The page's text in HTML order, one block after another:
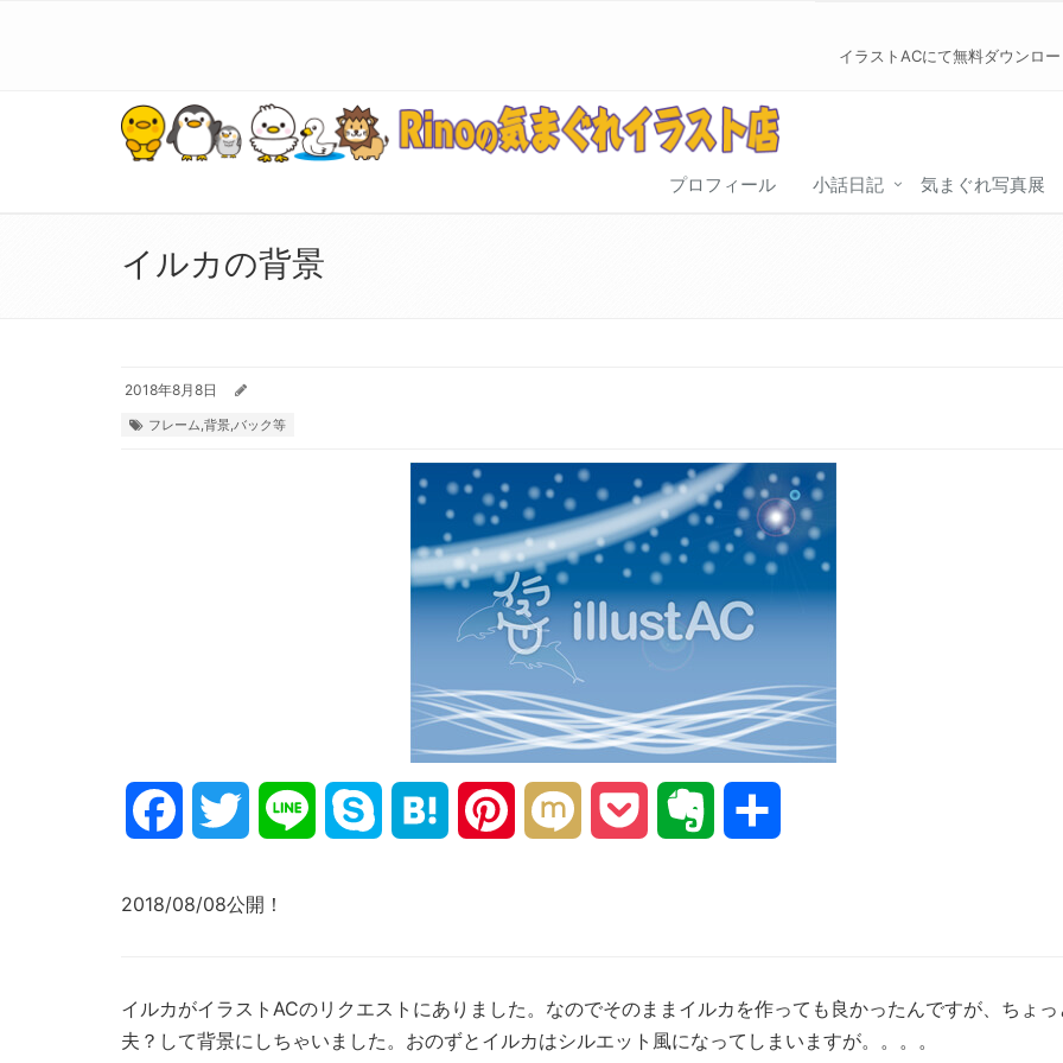
イラストACにて無料ダウンロ
プロフィール 小話日記 気まぐれ写真展
イルカの背景
2018年8月8日
フレーム,背景,バック等
FacebookTwitter Line Skype Hatena Pinterest Mixi Pocket Evernote
2018/08/08公開！
イルカがイラストACのリクエストにありました。なのでそのままイルカを作っても良かったんですが、ちょっ
夫？して背景にしちゃいました。おのずとイルカはシルエット風になってしまいますが。。。。